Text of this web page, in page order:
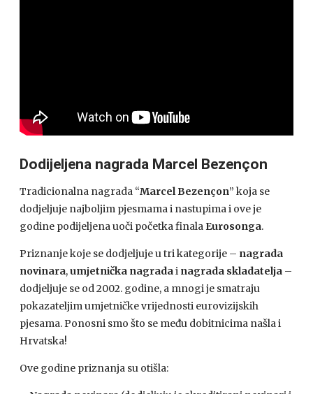
Dodijeljena nagrada Marcel Bezençon
Tradicionalna nagrada “Marcel Bezençon” koja se
dodjeljuje najboljim pjesmama i nastupima i ove je
godine podijeljena uoči početka finala Eurosonga.
Priznanje koje se dodjeljuje u tri kategorije – nagrada
novinara,umjetnička nagradai nagrada skladatelja –
dodjeljuje se od 2002. godine, a mnogi je smatraju
pokazateljim umjetničke vrijednosti eurovizijskih
pjesama. Ponosni smo što se među dobitnicima našla i
Hrvatska!
Ove godine priznanja su otišla: